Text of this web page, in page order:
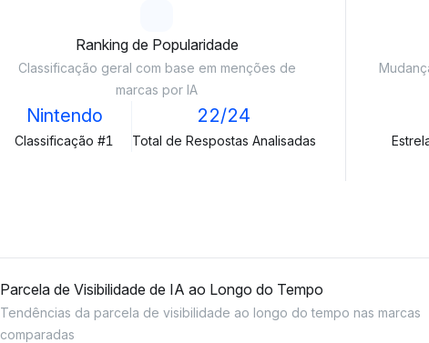
Ranking de Popularidade
Classificação geral com base em menções de
marcas por IA
Nintendo
Classificação #1
22/24
Total de Respostas Analisadas
Parcela de Visibilidade de IA ao Longo do Tempo
Tendências da parcela de visibilidade ao longo do tempo nas marcas
comparadas